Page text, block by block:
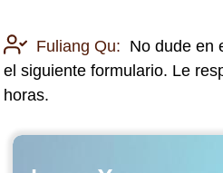
Fuliang Qu: No dude en
el siguiente formulario. Le
horas.